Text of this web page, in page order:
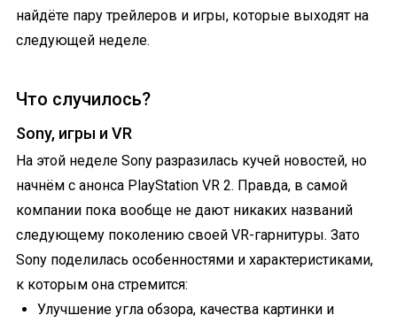
найдёте пару трейлеров и игры, которые выходят на
следующей неделе.
Что случилось?
Sony, игры и VR
На этой неделе Sony разразилась кучей новостей, но
начнём с анонса PlayStation VR 2. Правда, в самой
компании пока вообще не дают никаких названий
следующему поколению своей VR-гарнитуры. Зато
Sony поделилась особенностями и характеристиками,
к которым она стремится:
Улучшение угла обзора, качества картинки и